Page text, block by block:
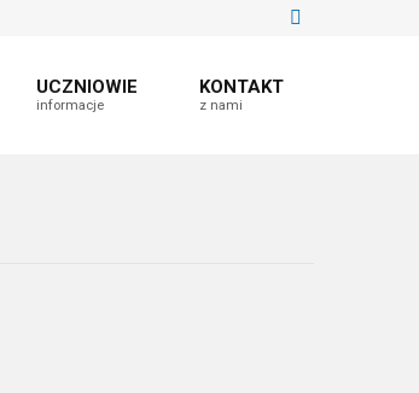
UCZNIOWIE
informacje
KONTAKT
z nami